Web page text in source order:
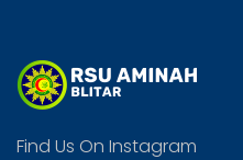
Find Us On Instagram